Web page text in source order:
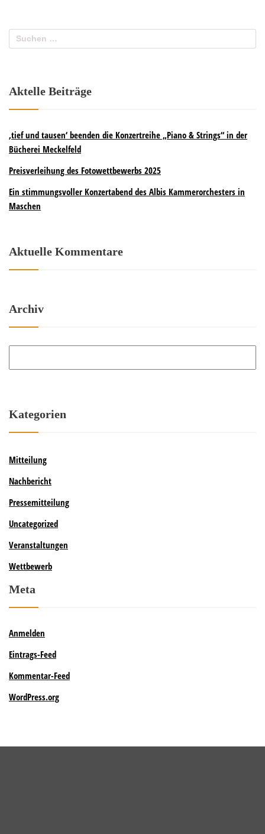
Aktelle Beiträge
‚tief und tausen‘ beenden die Konzertreihe „Piano & Strings“ in der
Bücherei Meckelfeld
Preisverleihung des Fotowettbewerbs 2025
Ein stimmungsvoller Konzertabend des Albis Kammerorchesters in
Maschen
Aktuelle Kommentare
Archiv
Kategorien
Mitteilung
Nachbericht
Pressemitteilung
Uncategorized
Veranstaltungen
Wettbewerb
Meta
Anmelden
Eintrags-Feed
Kommentar-Feed
WordPress.org